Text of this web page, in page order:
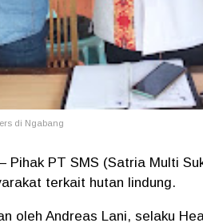
di Ngabang
Pihak PT SMS (Satria Multi
terkait hutan lindung.
oleh Andreas Lani, selaku